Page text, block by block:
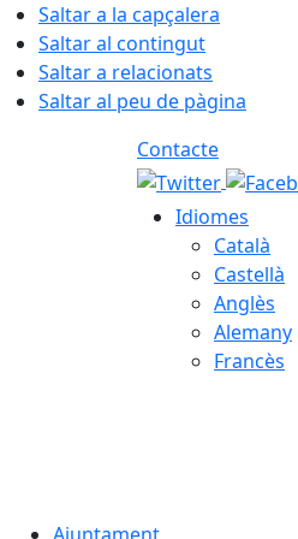
Saltar a la capçalera
Saltar al contingut
Saltar a relacionats
Saltar al peu de pàgina
Contacte
Idiomes
Català
Castellà
Anglès
Alemany
Francès